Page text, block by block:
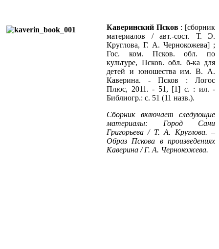
Каверинский Псков: [сборник
материалов / авт.-сост. Т. Э.
Круглова, Г. А. Чернокожева] ;
Гос. ком. Псков. обл. по
культуре, Псков. обл. б-ка для
детей и юношества им. В. А.
Каверина. - Псков : Логос
Плюс, 2011. - 51, [1] с. : ил. -
Библиогр.: с. 51 (11 назв.).
Сборник включает следующие
материалы: Город Сани
Григорьева / Т. А. Круглова. –
Образ Пскова в произведениях
Каверина / Г. А. Чернокожева.